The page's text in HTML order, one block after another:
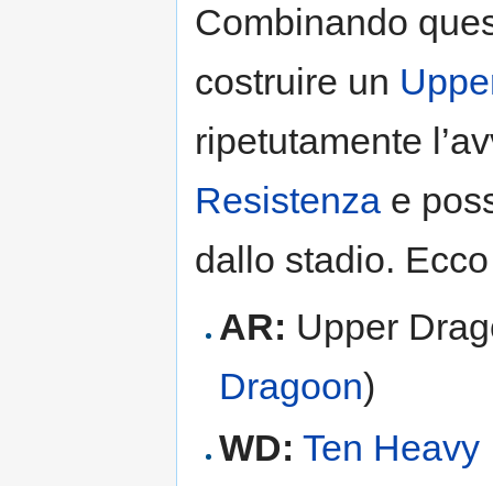
Combinando
costruire un
ripetutamente
Resistenza e
dallo stadio.
AR: Upper
Dragoon)
WD: Ten Heavy